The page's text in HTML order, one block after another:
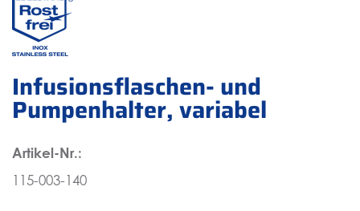
Infusionsflaschen- und
Pumpenhalter, variabel
Artikel-Nr.:
115-003-140